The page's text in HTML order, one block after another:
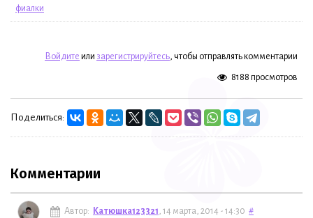
фиалки
Войдите или зарегистрируйтесь, чтобы отправлять комментарии
8188 просмотров
Поделиться:
Комментарии
Автор: Катюшка123321, 14 марта, 2014 - 14:30 #